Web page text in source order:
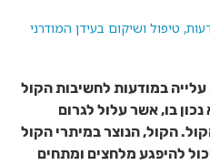
טיפול ושיקום בעידן המודרני
במודעות לחשיבות הקול
בו, אשר עלול לגרום
הקול, הנוצר במיתרי הקול
להיפגע מלחצים ומתחים